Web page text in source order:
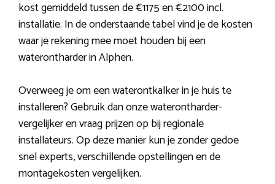
kost gemiddeld tussen de €1175 en €2100 incl.
installatie. In de onderstaande tabel vind je de kosten
waar je rekening mee moet houden bij een
waterontharder in Alphen.
Overweeg je om een waterontkalker in je huis te
installeren? Gebruik dan onze waterontharder-
vergelijker en vraag prijzen op bij regionale
installateurs. Op deze manier kun je zonder gedoe
snel experts, verschillende opstellingen en de
montagekosten vergelijken.